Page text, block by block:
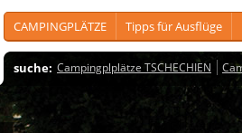
CAMPINGPLÄTZE Tipps für Ausflüge
suche: Campingplplätze TSCHECHIEN